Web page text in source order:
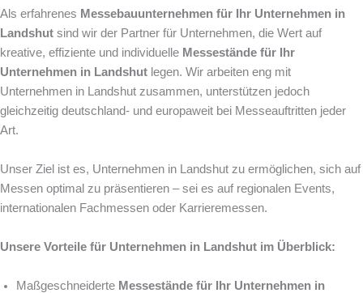
Als erfahrenes Messebauunternehmen für Ihr Unternehmen in
Landshut sind wir der Partner für Unternehmen, die Wert auf
kreative, effiziente und individuelle Messestände für Ihr
Unternehmen in Landshut legen. Wir arbeiten eng mit
Unternehmen in Landshut zusammen, unterstützen jedoch
gleichzeitig deutschland- und europaweit bei Messeauftritten jeder
Art.
Unser Ziel ist es, Unternehmen in Landshut zu ermöglichen, sich auf
Messen optimal zu präsentieren – sei es auf regionalen Events,
internationalen Fachmessen oder Karrieremessen.
Unsere Vorteile für Unternehmen in Landshut im Überblick:
Maßgeschneiderte Messestände für Ihr Unternehmen in